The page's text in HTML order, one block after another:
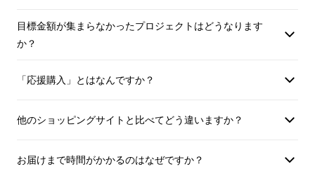
「女性の為の発酵大豆」は茹でた鶏ささみ肉と
亜鉛 は必須ミネラルと呼ばれる人間の健康維持
亜鉛は汗の中にも含まれており、運動などで汗
目標金額が集まらなかったプロジェクトはどうなります
か？
「応援購入」とはなんですか？
他のショッピングサイトと比べてどう違いますか？
お届けまで時間がかかるのはなぜですか？